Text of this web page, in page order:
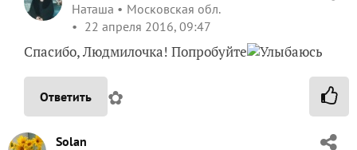
Наташа
Московская обл.
22 апреля 2016, 09:47
Спасибо, Людмилочка! Попробуйте
Ответить ✿
Solan